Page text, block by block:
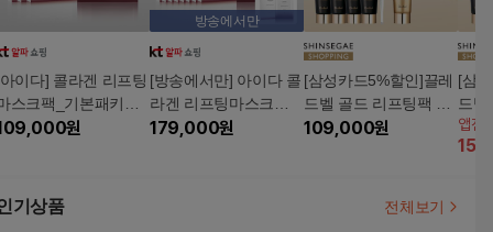
이다] 콜라겐 리프팅
스크팩_기본패키지
주분)
원
방송에서만
[방송에서만] 아이다 콜
라겐 리프팅마스크팩_
대표님패키지 (36주분)
179,000원
[삼성카드5%할인]끌레
드벨 골드 리프팅팩 블
랙에디션 8개 세트 구
109,000원
[삼
드벨
랙에
용
앱전
15
기상품 전체보기